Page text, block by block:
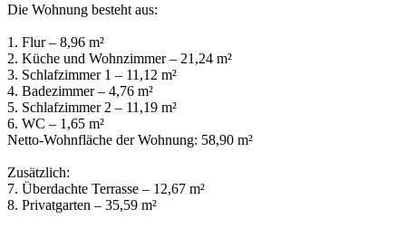
Die Wohnung besteht aus:
1. Flur – 8,96 m²
2. Küche und Wohnzimmer – 21,24 m²
3. Schlafzimmer 1 – 11,12 m²
4. Badezimmer – 4,76 m²
5. Schlafzimmer 2 – 11,19 m²
6. WC – 1,65 m²
Netto-Wohnfläche der Wohnung: 58,90 m²
Zusätzlich:
7. Überdachte Terrasse – 12,67 m²
8. Privatgarten – 35,59 m²